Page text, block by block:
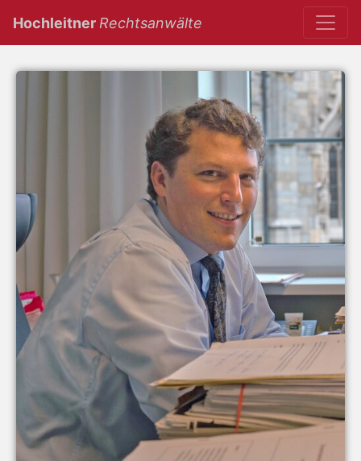
Hochleitner Rechtsanwälte